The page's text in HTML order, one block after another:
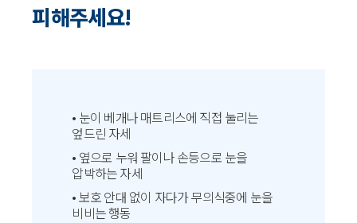
피해주세요!
• 눈이 베개나 매트리스에 직접 눌리는
엎드린 자세
• 옆으로 누워 팔이나 손등으로 눈을
압박하는 자세
• 보호 안대 없이 자다가 무의식중에 눈을
비비는 행동